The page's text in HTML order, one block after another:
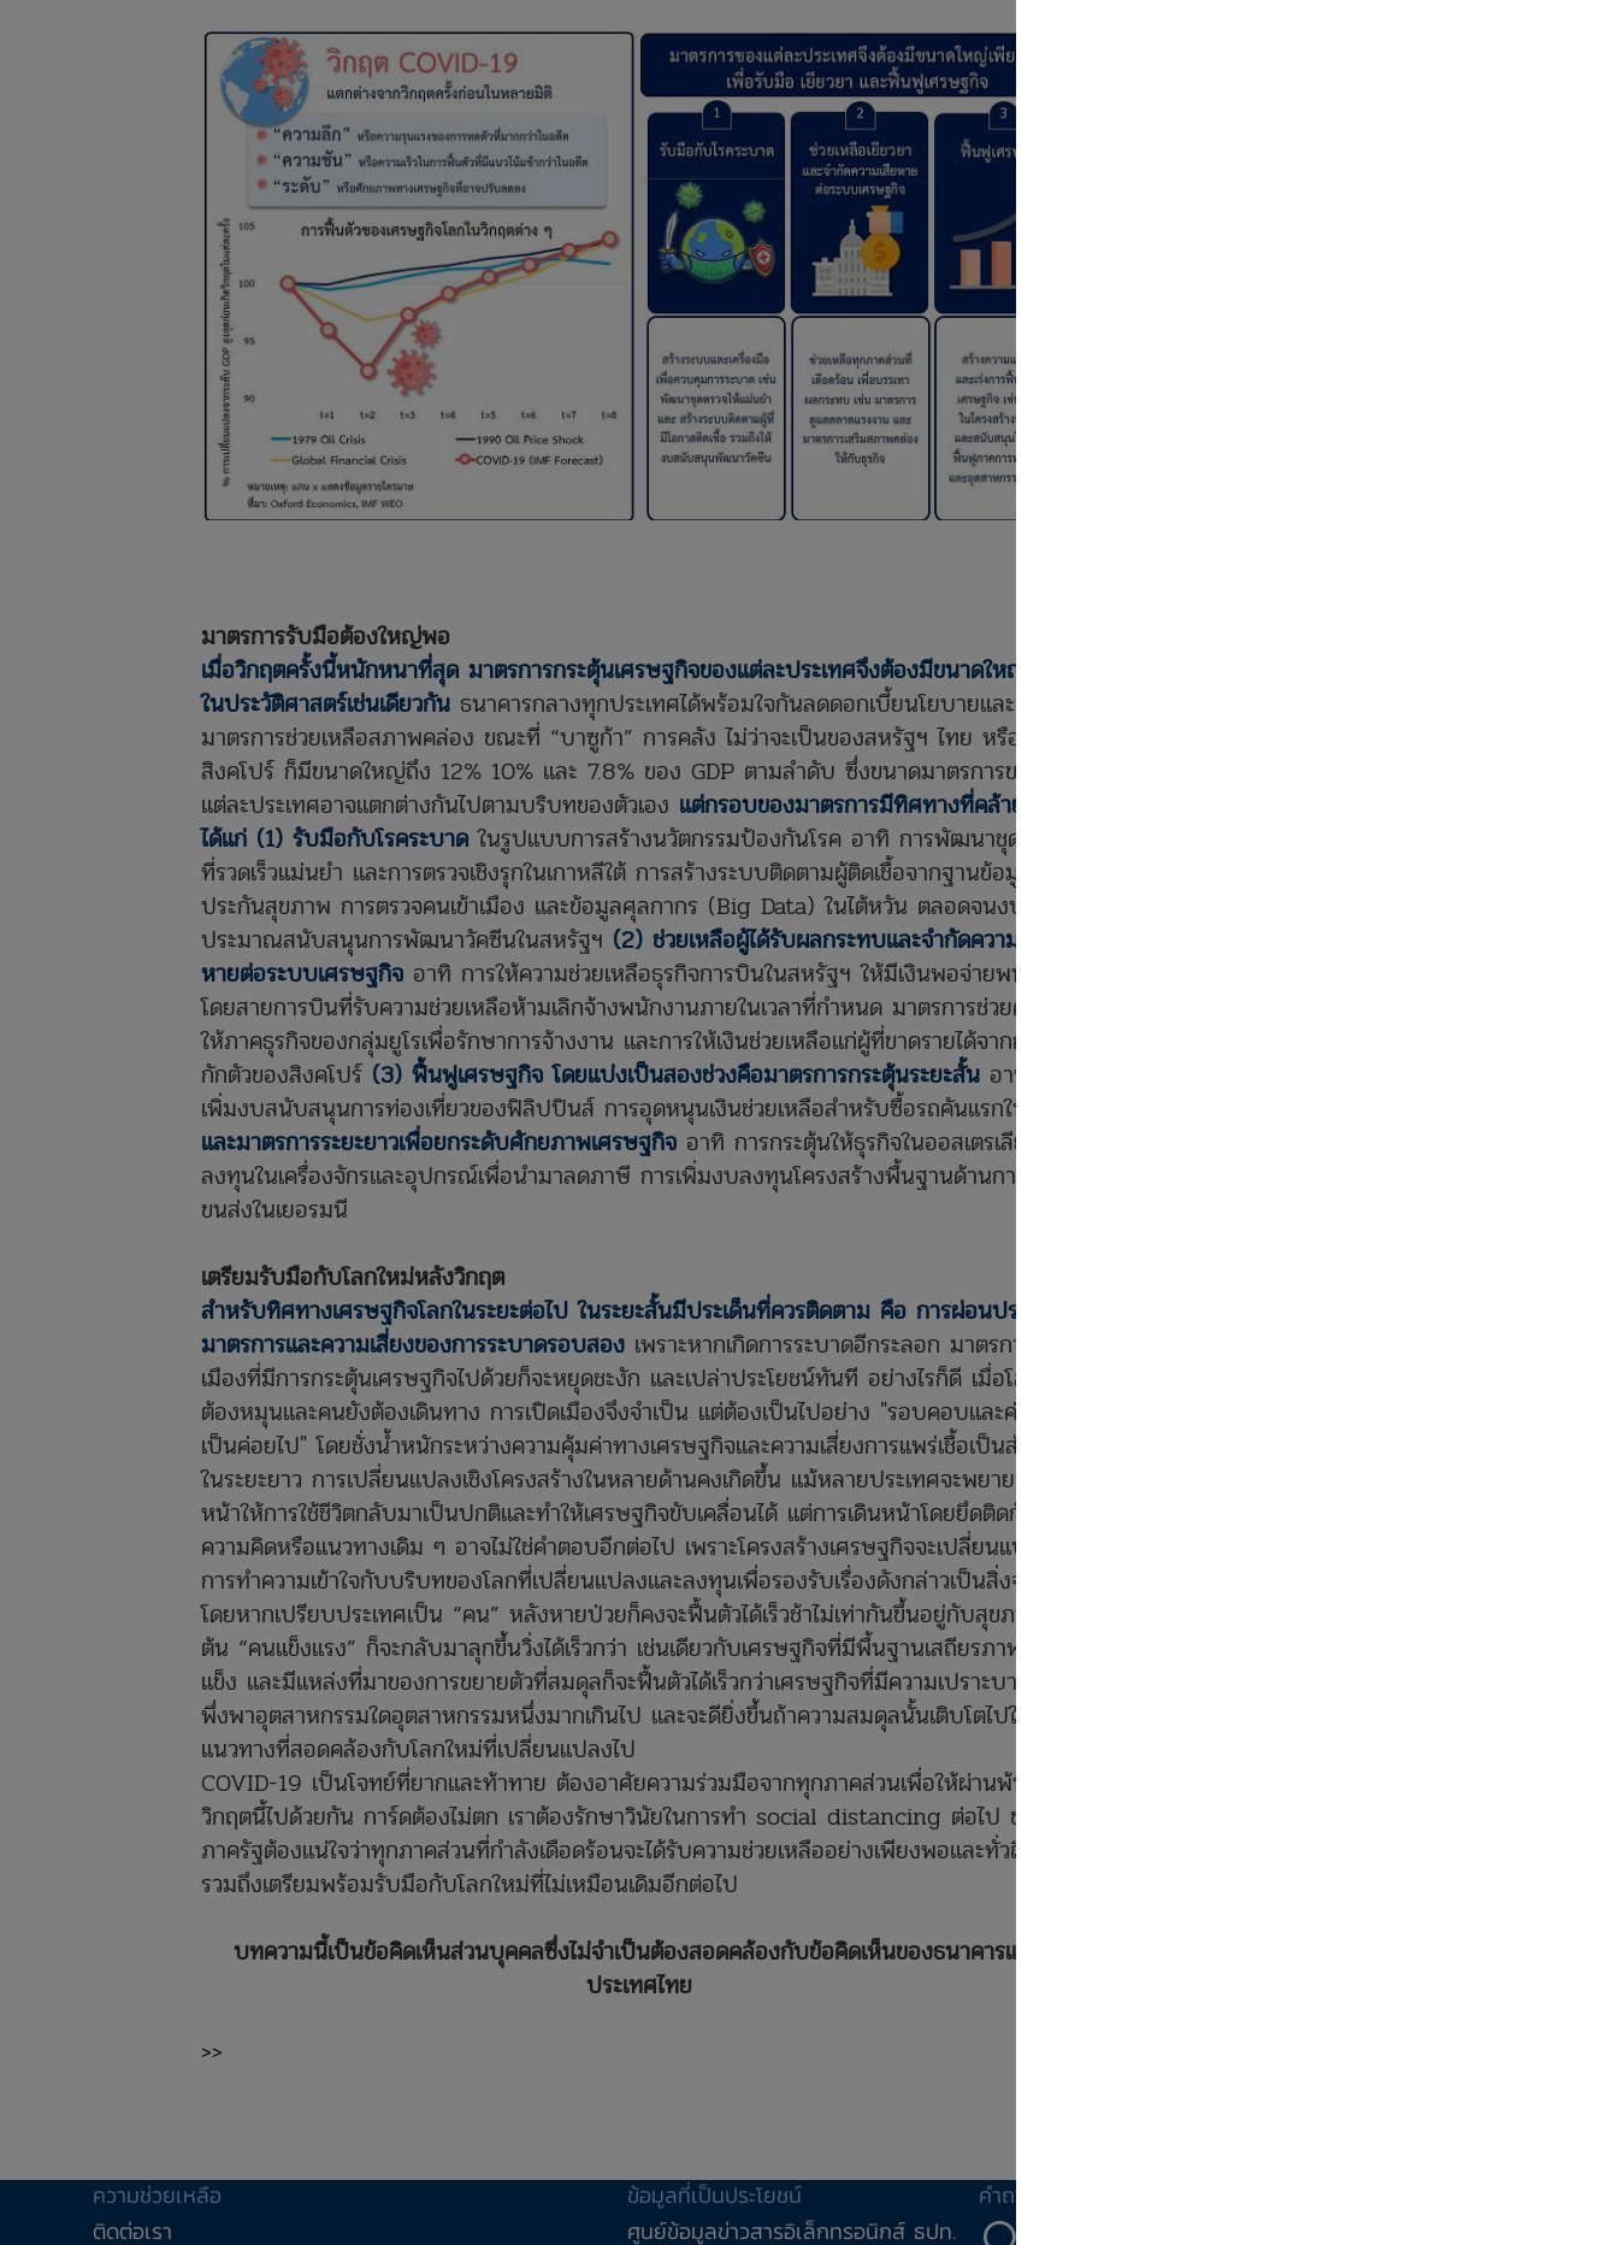
มาตรการรับมือต้องใหญ่พอ
เมื่อวิกฤตครั้งนี้หนักหนาที่สุด มาตรการกระตุ้นเศรษฐกิจของแต่ละประเทศจึงต้องมีขนาดใหญ่ที่สุด
ในประวัติศาสตร์เช่นเดียวกัน ธนาคารกลางทุกประเทศได้พร้อมใจกันลดดอกเบี้ยนโยบายและออก
มาตรการช่วยเหลือสภาพคล่อง ขณะที่ “บาซูก้า” การคลัง ไม่ว่าจะเป็นของสหรัฐฯ ไทย หรือ
สิงคโปร์ ก็มีขนาดใหญ่ถึง 12% 10% และ 7.8% ของ GDP ตามลำดับ ซึ่งขนาดมาตรการของ
แต่ละประเทศอาจแตกต่างกันไปตามบริบทของตัวเอง แต่กรอบของมาตรการมีทิศทางที่คล้ายกัน
ได้แก่ (1) รับมือกับโรคระบาด ในรูปแบบการสร้างนวัตกรรมป้องกันโรค อาทิ การพัฒนาชุดตรวจ
ที่รวดเร็วแม่นยำ และการตรวจเชิงรุกในเกาหลีใต้ การสร้างระบบติดตามผู้ติดเชื้อจากฐานข้อมูล
ประกันสุขภาพ การตรวจคนเข้าเมือง และข้อมูลศุลกากร (Big Data) ในไต้หวัน ตลอดจนงบ
ประมาณสนับสนุนการพัฒนาวัคซีนในสหรัฐฯ (2) ช่วยเหลือผู้ได้รับผลกระทบและจำกัดความเสีย
หายต่อระบบเศรษฐกิจ อาทิ การให้ความช่วยเหลือธุรกิจการบินในสหรัฐฯ ให้มีเงินพอจ่ายพนักงาน
โดยสายการบินที่รับความช่วยเหลือห้ามเลิกจ้างพนักงานภายในเวลาที่กำหนด มาตรการช่วยค่าแรง
ให้ภาคธุรกิจของกลุ่มยูโรเพื่อรักษาการจ้างงาน และการให้เงินช่วยเหลือแก่ผู้ที่ขาดรายได้จากการ
กักตัวของสิงคโปร์ (3) ฟื้นฟูเศรษฐกิจ โดยแบ่งเป็นสองช่วงคือมาตรการกระตุ้นระยะสั้น อาทิ การ
เพิ่มงบสนับสนุนการท่องเที่ยวของฟิลิปปินส์ การอุดหนุนเงินช่วยเหลือสำหรับซื้อรถคันแรกในจีน
และมาตรการระยะยาวเพื่อยกระดับศักยภาพเศรษฐกิจ อาทิ การกระตุ้นให้ธุรกิจในออสเตรเลีย
ลงทุนในเครื่องจักรและอุปกรณ์เพื่อนำมาลดภาษี การเพิ่มงบลงทุนโครงสร้างพื้นฐานด้านการ
ขนส่งในเยอรมนี
เตรียมรับมือกับโลกใหม่หลังวิกฤต
สำหรับทิศทางเศรษฐกิจโลกในระยะต่อไป ในระยะสั้นมีประเด็นที่ควรติดตาม คือ การผ่อนปรน
มาตรการและความเสี่ยงของการระบาดรอบสอง เพราะหากเกิดการระบาดอีกระลอก มาตรการปิด
เมืองที่มีการกระตุ้นเศรษฐกิจไปด้วยก็จะหยุดชะงัก และเปล่าประโยชน์ทันที อย่างไรก็ดี เมื่อโลกยัง
ต้องหมุนและคนยังต้องเดินทาง การเปิดเมืองจึงจำเป็น แต่ต้องเป็นไปอย่าง "รอบคอบและค่อย
เป็นค่อยไป" โดยชั่งน้ำหนักระหว่างความคุ้มค่าทางเศรษฐกิจและความเสี่ยงการแพร่เชื้อเป็นสำคัญ
ในระยะยาว การเปลี่ยนแปลงเชิงโครงสร้างในหลายด้านคงเกิดขึ้น แม้หลายประเทศจะพยายามเดิน
หน้าให้การใช้ชีวิตกลับมาเป็นปกติและทำให้เศรษฐกิจขับเคลื่อนได้ แต่การเดินหน้าโดยยึดติดกับ
ความคิดหรือแนวทางเดิม ๆ อาจไม่ใช่คำตอบอีกต่อไป เพราะโครงสร้างเศรษฐกิจจะเปลี่ยนแปลงไป
การทำความเข้าใจกับบริบทของโลกที่เปลี่ยนแปลงและลงทุนเพื่อรองรับเรื่องดังกล่าวเป็นสิ่งจำเป็น
โดยหากเปรียบประเทศเป็น “คน” หลังหายป่วยก็คงจะฟื้นตัวได้เร็วช้าไม่เท่ากันขึ้นอยู่กับสุขภาพตั้ง
ต้น “คนแข็งแรง” ก็จะกลับมาลุกขึ้นวิ่งได้เร็วกว่า เช่นเดียวกับเศรษฐกิจที่มีพื้นฐานเสถียรภาพเข้ม
แข็ง และมีแหล่งที่มาของการขยายตัวที่สมดุลก็จะฟื้นตัวได้เร็วกว่าเศรษฐกิจที่มีความเปราะบางและ
พึ่งพาอุตสาหกรรมใดอุตสาหกรรมหนึ่งมากเกินไป และจะดียิ่งขึ้นถ้าความสมดุลนั้นเติบโตไปใน
แนวทางที่สอดคล้องกับโลกใหม่ที่เปลี่ยนแปลงไป
COVID-19 เป็นโจทย์ที่ยากและท้าทาย ต้องอาศัยความร่วมมือจากทุกภาคส่วนเพื่อให้ผ่านพ้น
วิกฤตนี้ไปด้วยกัน การ์ดต้องไม่ตก เราต้องรักษาวินัยในการทำ social distancing ต่อไป ขณะที่
ภาครัฐต้องแน่ใจว่าทุกภาคส่วนที่กำลังเดือดร้อนจะได้รับความช่วยเหลืออย่างเพียงพอและทั่วถึง
รวมถึงเตรียมพร้อมรับมือกับโลกใหม่ที่ไม่เหมือนเดิมอีกต่อไป
บทความนี้เป็นข้อคิดเห็นส่วนบุคคลซึ่งไม่จำเป็นต้องสอดคล้องกับข้อคิดเห็นของธนาคารแห่ง
ประเทศไทย
>>
ความช่วยเหลือ
ติดต่อเรา
ข้อมูลที่เป็นประโยชน์
ศูนย์ข้อมูลข่าวสารอิเล็กทรอนิกส์ ธปท.
คำถาม-คำตอบ